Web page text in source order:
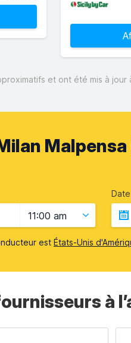
et ont été mis à
11:00 am
est États-Unis
à